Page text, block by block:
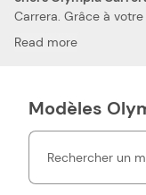
Carrera. Grâce à votre confiance et votre fidélité, nous pouvons
aujourd'hui vous offrir
documents, à des
nos toners et
par une
Read more
Modèles